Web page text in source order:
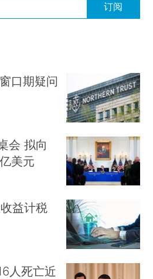
订阅
口期疑问
会 拟向
美元
益计税
人死亡近